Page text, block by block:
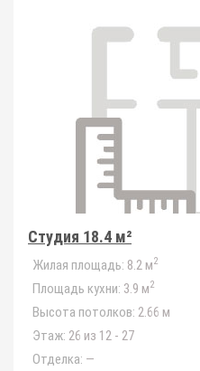
Студия 18.4 м²
Жилая площадь: 8.2 м2
Площадь кухни: 3.9 м2
Высота потолков: 2.66 м
Этаж: 26 из 12 - 27
Отделка: —